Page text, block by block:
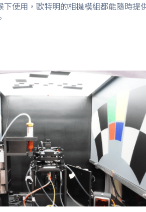
下使用，歐特明的相機模組都能隨時提